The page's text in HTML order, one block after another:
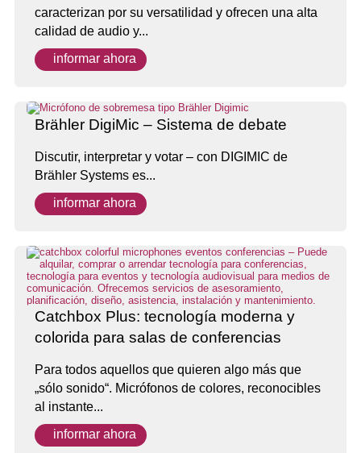
caracterizan por su versatilidad y ofrecen una alta
calidad de audio y...
informar ahora
Brähler DigiMic – Sistema de debate
Discutir, interpretar y votar – con DIGIMIC de
Brähler Systems es...
informar ahora
Catchbox Plus: tecnología moderna y
colorida para salas de conferencias
Para todos aquellos que quieren algo más que
„sólo sonido“. Micrófonos de colores, reconocibles
al instante...
informar ahora